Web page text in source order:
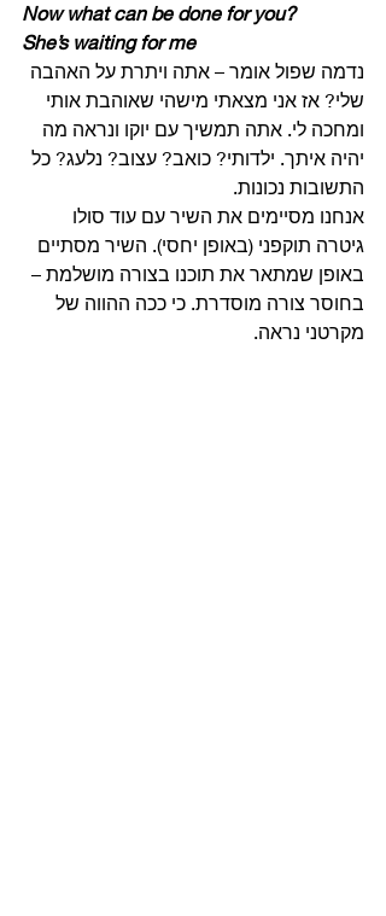
Now what can be done for you?
She’s waiting for me
נדמה שפול אומר – אתה ויתרת על האהבה
שלי? אז אני מצאתי מישהי שאוהבת אותי
ומחכה לי. אתה תמשיך עם יוקו ונראה מה
יהיה איתך. ילדותי? כואב? עצוב? נלעג? כל
התשובות נכונות.
אנחנו מסיימים את השיר עם עוד סולו
גיטרה תוקפני (באופן יחסי). השיר מסתיים
באופן שמתאר את תוכנו בצורה מושלמת –
בחוסר צורה מוסדרת. כי ככה ההווה של
מקרטני נראה.